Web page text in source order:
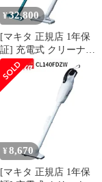
¥32,800
[マキタ 正規店 1年保
証] 充電式 クリーナー
CL181FDRF / W 掃除機
スティック型 カプセル
式 ワンタッチスイッチ
makita 軽量 充電式 コー
ドレス 軽量 1.4kg 人気
家庭用 業務用 一人暮ら
し 車用 アウトドア テ
ント 掃除 CL1
¥ 8,670
[マキタ 正規店 1年保